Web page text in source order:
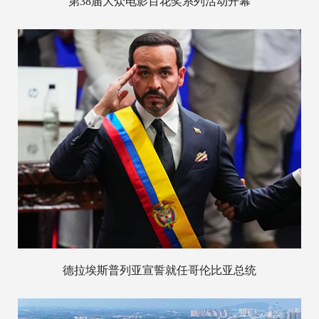
德拉埃斯普列亚宣誓就任哥伦比亚总统